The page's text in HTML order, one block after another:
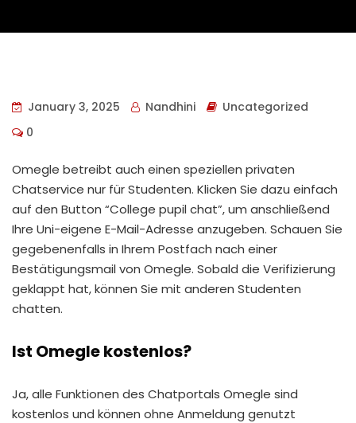
January 3, 2025 Nandhini
Uncategorized
0
Omegle betreibt auch einen speziellen privaten
Chatservice nur für Studenten. Klicken Sie dazu einfach
auf den Button “College pupil chat”, um anschließend
Ihre Uni-eigene E-Mail-Adresse anzugeben. Schauen Sie
gegebenenfalls in Ihrem Postfach nach einer
Bestätigungsmail von Omegle. Sobald die Verifizierung
geklappt hat, können Sie mit anderen Studenten
chatten.
Ist Omegle kostenlos?
Ja, alle Funktionen des Chatportals Omegle sind
kostenlos und können ohne Anmeldung genutzt